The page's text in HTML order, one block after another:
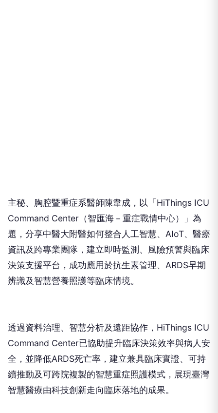
主秘、胸腔暨重症系醫師陳韋成，以「HiThings ICU
Command Center（智匯海－重症戰情中心）」為
題，分享中醫大附醫如何整合人工智慧、AIoT、醫療
資訊及跨專業團隊，建立即時監測、風險預警與臨床
決策支援平台，成功應用於抗生素管理、ARDS早期
辨識及智慧營養照護等臨床情境。
透過資料治理、智慧分析及遠距協作，HiThings ICU
Command Center已協助提升臨床決策效率與病人安
全，並降低ARDS死亡率，建立兼具臨床實證、可持
續推動及可跨院複製的智慧重症照護模式，展現臺灣
智慧醫療由科技創新走向臨床落地的成果。